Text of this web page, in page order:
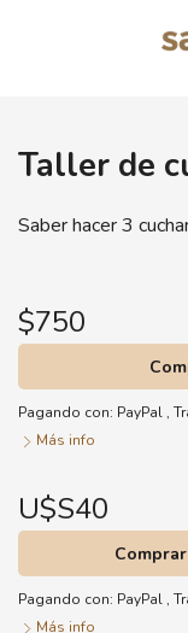
Taller de
Saber hacer 3
$750
Pagando con: PayPal,
Más info
U$S40
Pagando con: PayPal,
Más info